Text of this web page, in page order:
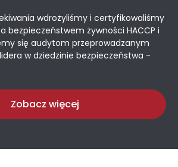
wdrożyliśmy i certyfikowaliśmy
bezpieczeństwem żywności HACCP i
się audytom przeprowadzanym
w dziedzinie bezpieczeństwa -
Zobacz więcej